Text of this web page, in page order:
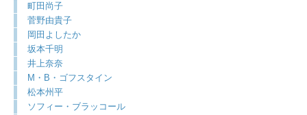
町田尚子
菅野由貴子
岡田よしたか
坂本千明
井上奈奈
M・B・ゴフスタイン
松本州平
ソフィー・ブラッコール